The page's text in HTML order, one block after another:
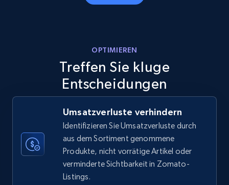
specific keywords
Title, Seller name, Brand, Description, Initial
price, Currency, Availability, Reviews count, and
35.3K+ 5.7K+ Jetzt anfangen
Amazon products - find products by using
upc numbers
OPTIMIEREN
Treffen Sie kluge
Entscheidungen
Umsatzverluste verhindern
Identifizieren Sie Umsatzverluste durch
aus dem Sortiment genommene
Produkte, nicht vorrätige Artikel oder
verminderte Sichtbarkeit in Zomato-
Listings.